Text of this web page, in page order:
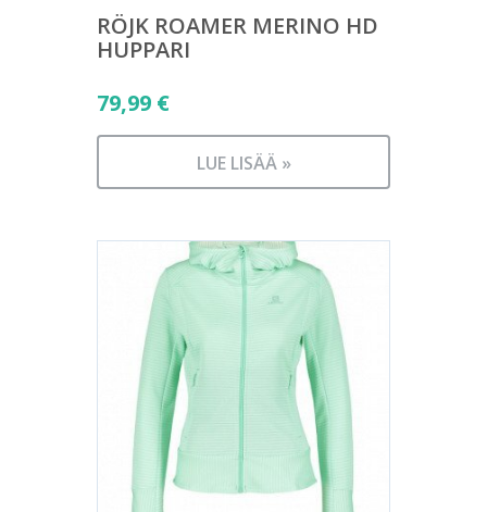
RÖJK ROAMER MERINO HD
HUPPARI
79,99 €
LUE LISÄÄ »